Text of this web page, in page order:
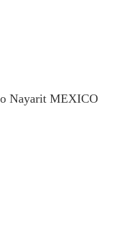
Nayarit MEXICO